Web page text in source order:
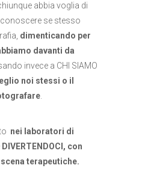
abbia voglia di
se stesso
dimenticando per
davanti da
invece a CHI SIAMO
noi stessi o il
.
nei laboratori di
DIVERTENDOCI, con
terapeutiche.